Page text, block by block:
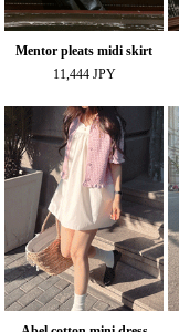
Mentor pleats midi skirt
11,444 JPY